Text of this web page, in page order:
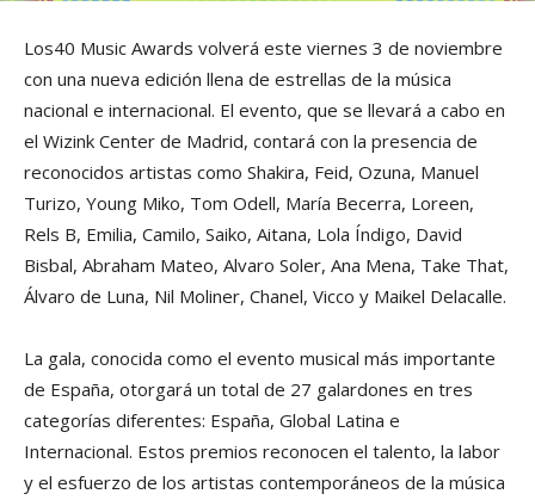
Los40 Music Awards volverá este viernes 3 de noviembre
con una nueva edición llena de estrellas de la música
nacional e internacional. El evento, que se llevará a cabo en
el Wizink Center de Madrid, contará con la presencia de
reconocidos artistas como Shakira, Feid, Ozuna, Manuel
Turizo, Young Miko, Tom Odell, María Becerra, Loreen,
Rels B, Emilia, Camilo, Saiko, Aitana, Lola Índigo, David
Bisbal, Abraham Mateo, Alvaro Soler, Ana Mena, Take That,
Álvaro de Luna, Nil Moliner, Chanel, Vicco y Maikel Delacalle.
La gala, conocida como el evento musical más importante
de España, otorgará un total de 27 galardones en tres
categorías diferentes: España, Global Latina e
Internacional. Estos premios reconocen el talento, la labor
y el esfuerzo de los artistas contemporáneos de la música